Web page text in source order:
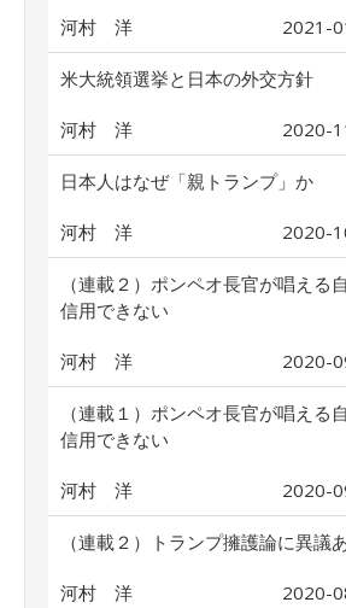
河村 洋 2021-
米大統領選挙と日本の外交方針
河村 洋 2020-
日本人はなぜ「親トランプ」か
河村 洋 2020-
（連載２）ポンペオ長官が唱える
信用できない
河村 洋 2020-
（連載１）ポンペオ長官が唱える
信用できない
河村 洋 2020-
（連載２）トランプ擁護論に異議
河村 洋 2020-